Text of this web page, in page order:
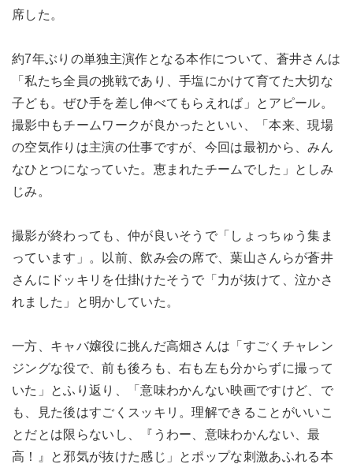
席した。
約7年ぶりの単独主演作となる本作について、蒼井さんは
「私たち全員の挑戦であり、手塩にかけて育てた大切な
子ども。ぜひ手を差し伸べてもらえれば」とアピール。
撮影中もチームワークが良かったといい、「本来、現場
の空気作りは主演の仕事ですが、今回は最初から、みん
なひとつになっていた。恵まれたチームでした」としみ
じみ。
撮影が終わっても、仲が良いそうで「しょっちゅう集ま
っています」。以前、飲み会の席で、葉山さんらが蒼井
さんにドッキリを仕掛けたそうで「力が抜けて、泣かさ
れました」と明かしていた。
一方、キャバ嬢役に挑んだ高畑さんは「すごくチャレン
ジングな役で、前も後ろも、右も左も分からずに撮って
いた」とふり返り、「意味わかんない映画ですけど、で
も、見た後はすごくスッキリ。理解できることがいいこ
とだとは限らないし、『うわー、意味わかんない、最
高！』と邪気が抜けた感じ」とポップな刺激あふれる本